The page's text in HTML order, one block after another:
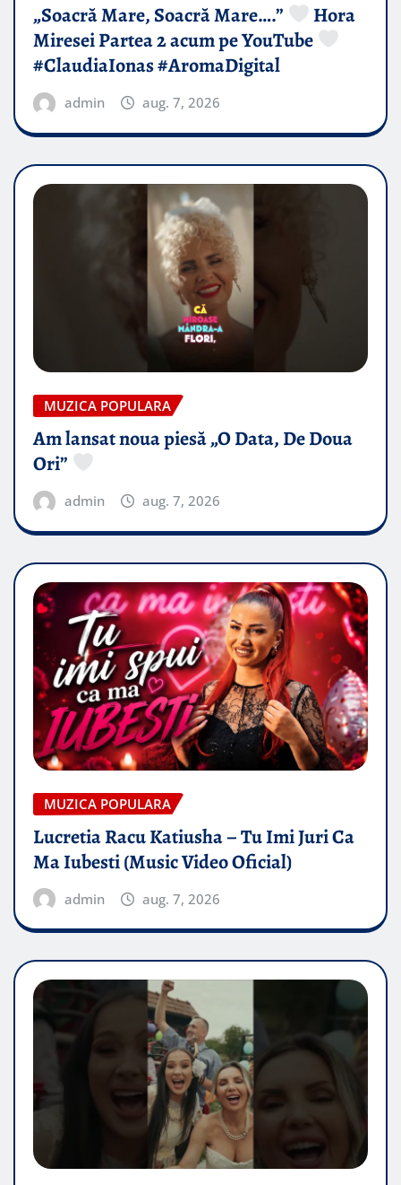
„Soacră Mare, Soacră Mare….”
Hora
Miresei Partea 2 acum pe YouTube
#ClaudiaIonas #AromaDigital
admin aug. 7, 2026
MUZICA POPULARA
Am lansat noua piesă „O Data, De Doua
Ori”
admin aug. 7, 2026
MUZICA POPULARA
Lucretia Racu Katiusha – Tu Imi Juri Ca
Ma Iubesti (Music Video Oficial)
admin aug. 7, 2026